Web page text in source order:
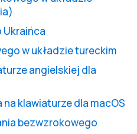
Ukraińca
w układzie tureckim
angielskiej dla
na klawiaturze dla macOS
bezwzrokowego